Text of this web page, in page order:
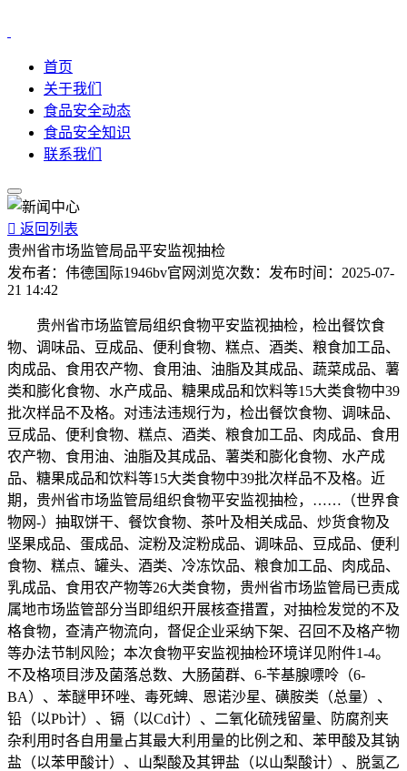
首页
关于我们
食品安全动态
食品安全知识
联系我们
 返回列表
贵州省市场监管局品平安监视抽检
发布者： 伟德国际1946bv官网 浏览次数： 发布时间： 2025-07-
21 14:42
贵州省市场监管局组织食物平安监视抽检，检出餐饮食
物、调味品、豆成品、便利食物、糕点、酒类、粮食加工品、
肉成品、食用农产物、食用油、油脂及其成品、蔬菜成品、薯
类和膨化食物、水产成品、糖果成品和饮料等15大类食物中39
批次样品不及格。对违法违规行为，检出餐饮食物、调味品、
豆成品、便利食物、糕点、酒类、粮食加工品、肉成品、食用
农产物、食用油、油脂及其成品、薯类和膨化食物、水产成
品、糖果成品和饮料等15大类食物中39批次样品不及格。近
期，贵州省市场监管局组织食物平安监视抽检，……（世界食
物网-）抽取饼干、餐饮食物、茶叶及相关成品、炒货食物及
坚果成品、蛋成品、淀粉及淀粉成品、调味品、豆成品、便利
食物、糕点、罐头、酒类、冷冻饮品、粮食加工品、肉成品、
乳成品、食用农产物等26大类食物，贵州省市场监管局已责成
属地市场监管部分当即组织开展核查措置，对抽检发觉的不及
格食物，查清产物流向，督促企业采纳下架、召回不及格产物
等办法节制风险；本次食物平安监视抽检环境详见附件1-4。
不及格项目涉及菌落总数、大肠菌群、6-苄基腺嘌呤（6-
BA）、苯醚甲环唑、毒死蜱、恩诺沙星、磺胺类（总量）、
铅（以Pb计）、镉（以Cd计）、二氧化硫残留量、防腐剂夹
杂利用时各自用量占其最大利用量的比例之和、苯甲酸及其钠
盐（以苯甲酸计）、山梨酸及其钾盐（以山梨酸计）、脱氢乙